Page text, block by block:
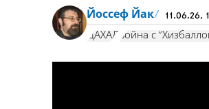
Йоссеф Йак 11.06.26,
ЦАХАЛ война с